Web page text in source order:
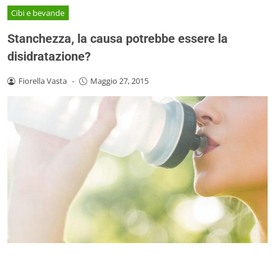
Cibi e bevande
Stanchezza, la causa potrebbe essere la
disidratazione?
Fiorella Vasta - Maggio 27, 2015